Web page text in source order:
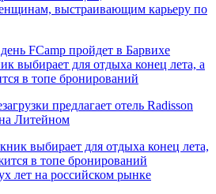
выстраивающим карьеру по
выбирает для отдыха конец лета, а
в топе бронирований
предлагает отель Radisson
Литейном
лет на российском рынке